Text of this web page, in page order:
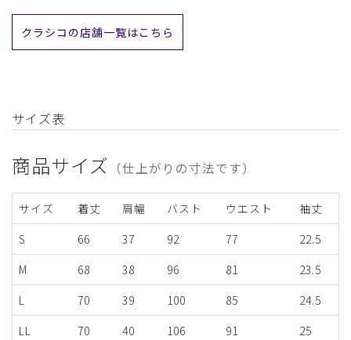
クラシコの店舗一覧はこちら
サイズ表
商品サイズ （仕上がりの寸法です）
サイズ 着丈 肩幅 バスト ウエスト
袖丈
S
66 37 92 77
22.5
M
68 38 96 81
23.5
L
70 39 100 85
24.5
LL
70 40 106 91
25